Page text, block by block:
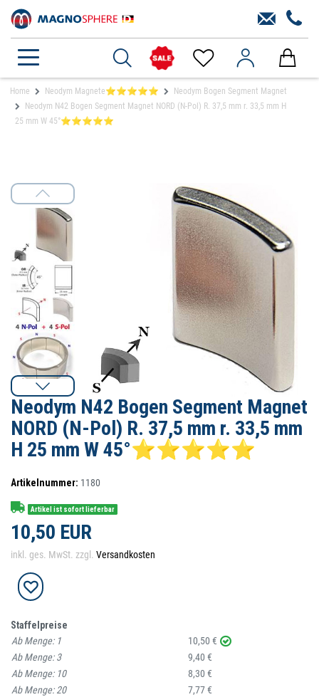
Home Neodym Magnete⭐⭐⭐⭐⭐
Neodym Bogen Segment Magnet
Neodym N42 Bogen Segment Magnet NORD (N-Pol) R. 37,5 mm r. 33,5 mm H
25 mm W 45°⭐⭐⭐⭐⭐
Neodym N42 Bogen Segment Magnet
NORD (N-Pol) R. 37,5 mm r. 33,5 mm
H 25 mm W 45°⭐⭐⭐⭐⭐
Artikelnummer: 1180
Artikel ist sofort lieferbar
10,50 EUR
inkl. ges. MwSt. zzgl. Versandkosten
Staffelpreise
Ab Menge: 1
10,50 €
Ab Menge:3
9,40 €
Ab Menge: 10
8,30 €
Ab Menge:20
7,77 €